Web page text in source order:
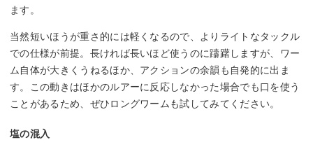
ます。
当然短いほうが重さ的には軽くなるので、よりライトなタックル
での仕様が前提。長ければ長いほど使うのに躊躇しますが、ワー
ム自体が大きくうねるほか、アクションの余韻も自発的に出ま
す。この動きはほかのルアーに反応しなかった場合でも口を使う
ことがあるため、ぜひロングワームも試してみてください。
塩の混入